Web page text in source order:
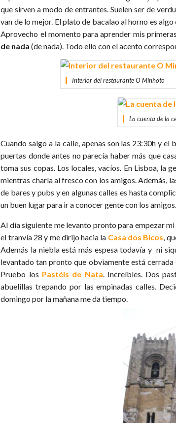
que sirven a modo de entrantes. Suelen ser de
van de lo mejor. El plato de bacalao al horno es
Aprovecho el momento para aprender mis
de nada (de nada). Todo ello con el acento
Interior del restaurante O Minhoto
La cuenta de la
Cuando salgo a la calle, apenas son las 23:30h y
puertas donde antes no parecía haber más que
toma sus copas. Los locales, vacíos. En Lisboa, la
mientras charla al fresco con los amigos. Además,
de bares y pubs y en algunas calles es hasta
un buen lugar para ir a conocer gente con los amigos.
Al día siguiente me levanto pronto para empezar
el tranvía 28 y me dirijo hacia la Casa dos Bicos ,
Además la niebla está más espesa todavía y ni
levantado tan pronto que obviamente está cerrada
Pruebo los Pastéis de Nata . Increíbles. Dos
abuelillas trepando por las empinadas calles.
domingo por la mañana me da tiempo.